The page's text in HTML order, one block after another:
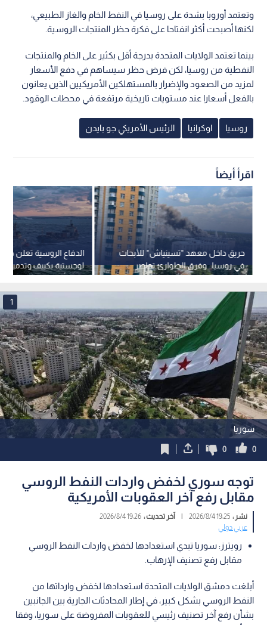
وتعتمد أوروبا بشدة على روسيا في النفط الخام والغاز الطبيعي،
لكنها أصبحت أكثر انفتاحا على فكرة حظر المنتجات الروسية.
بينما تعتمد الولايات المتحدة بدرجة أقل بكثير على الخام والمنتجات
النفطية من روسيا، لكن فرض حظر سيساهم في دفع الأسعار
لمزيد من الصعود والإضرار بالمستهلكين الأمريكيين الذين يعانون
بالفعل أسعارا عند مستويات تاريخية مرتفعة في محطات الوقود.
روسيا اوكرانيا الرئيس الأمريكي جو بايدن
اقرأ أيضاً
الدفاع الروسية تعلن
قبالة أوديسا
حريق داخل معهد "تسينياش" للأبحاث
في روسيا.. وفرق الطوارئ تحاصر
النيران
سوريا
1
0
0
توجه سوري لخفض واردات النفط الروسي
مقابل رفع آخر العقوبات الأمريكية
نشر :19:25 2026/8/4
| آخر تحديث :19:26 2026/8/4
عربي دولي
رويترز: سوريا تبدي استعدادها لخفض واردات النفط الروسي
مقابل رفع تصنيف الإرهاب.
أبلغت دمشق الولايات المتحدة استعدادها لخفض وارداتها من
النفط الروسي بشكل كبير، في إطار المحادثات الجارية بين الجانبين
بشأن رفع آخر تصنيف رئيسي للعقوبات المفروضة على سوريا، وفقا